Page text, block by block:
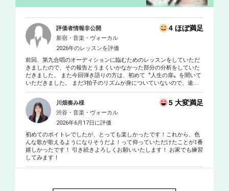
体の使い方、心の持ち方を引き出すことが何よりも得意です！生
ます！！ 「オンラインレッスンをご希望の会員様へ」 オンライン
レッスンについて https://www.dropbox.com/s/zw6dyvryr23gn4v/ DTM
使用ソフト：protools/Logic/Cubass/Sibelius/Finale
評価者情報非公開 4 ほぼ満足
新宿・音楽・ヴォーカル
2026年のレッスンを評価
前回、第九合唱のオーディションに臨むためのレッスンをしていただ
きましたので、その報告とうまくいかなかった部分の分析をしていた
だきました。 また今回弾き語りの方は、初めて〝人生の扉〟を聞いて
いただきました。 まだ3拍子のリズムが身についていないので、途中
手と左手を使って、違うリズムを同時に刻む練習方法を教えていただ
きました。 ギターを持たなくてもできるので、継続してやってみよう
と思います。
川畑奏み様 5 大変満足
渋谷・音楽・ヴォーカル
2026年6月17日に評価
初めてのボイトレでしたが、とっても楽しかったです！これから、色
んな歌が歌えるようになりそうだよ！って仰っていただけたことが1番
嬉しかったです！ 引き続きよろしくお願いいたします！ お家でも練習
してみます！